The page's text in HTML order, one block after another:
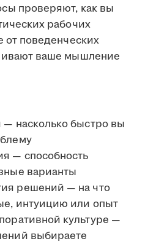
проверяют, как вы
рабочих
от поведенческих
ваше мышление
— насколько быстро вы
— способность
варианты
решений — на что
интуицию или опыт
культуре —
выбираете